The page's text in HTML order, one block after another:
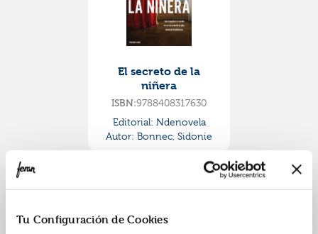
Tu Configuración de Cookies
El secreto de la
niñera
ISBN:9788408317630
Editorial: Ndenovela
Autor: Bonnec, Sidonie